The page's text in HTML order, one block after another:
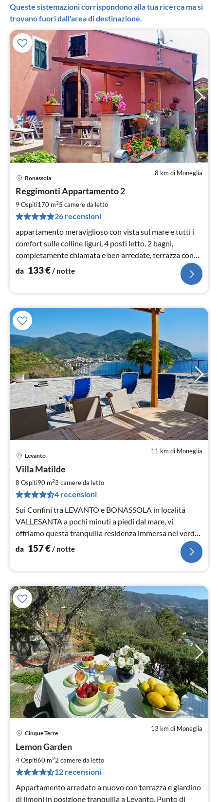
Queste sistemazioni corrispondono alla tua ricerca ma si
trovano fuori dall'area di destinazione.
8 km di Moneglia
Bonassola
Reggimonti Appartamento 2
9 Ospiti170 m25 camere da letto
26 recensioni
appartamento meraviglioso con vista sul mare e tutti i
comfort sulle colline liguri, 4 posti letto, 2 bagni,
completamente chiamata e ben arredate, terrazza con
solarium e barbecue.
da 133€/ notte
11 km di Moneglia
Levanto
Villa Matilde
8 Ospiti90 m23 camere da letto
4 recensioni
Sui Confini tra LEVANTO e BONASSOLA in localitá
VALLESANTA a pochi minuti a piedi dal mare, vi
offriamo questa tranquilla residenza immersa nel verde
con vista stupenda sul mare
da 157€/ notte
13 km di Moneglia
Cinque Terre
Lemon Garden
4 Ospiti60 m22 camere da letto
12 recensioni
Appartamento arredato a nuovo con terrazza e giardino
di limoni in posizione tranquilla a Levanto. Punto di